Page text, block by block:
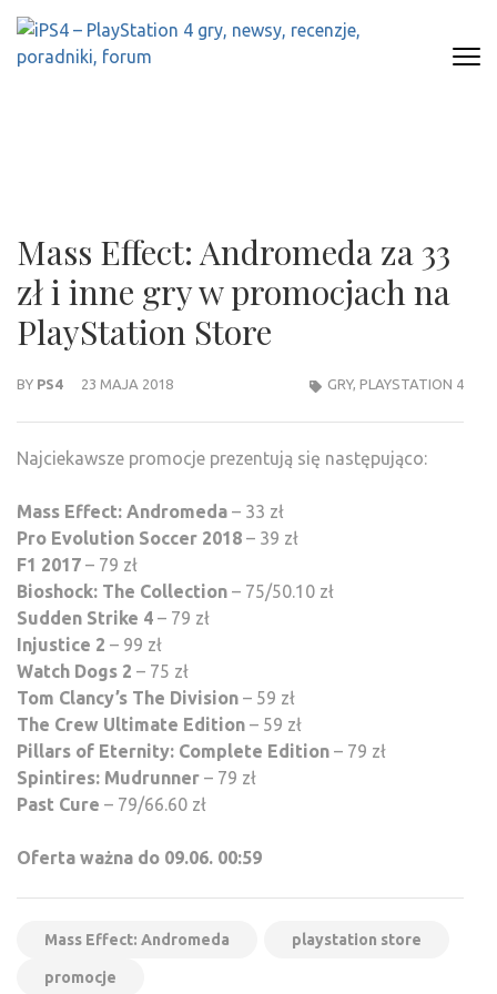
Skip
content
Mass Effect: Andromeda za 33
zł i inne gry w promocjach na
PlayStation Store
BY PS4 23 MAJA 2018 GRY, PLAYSTATION 4
Najciekawsze promocje prezentują się następująco:
Mass Effect: Andromeda – 33 zł
Pro Evolution Soccer 2018 – 39 zł
F1 2017 – 79 zł
Bioshock: The Collection – 75/50.10 zł
Sudden Strike 4 – 79 zł
Injustice 2 – 99 zł
Watch Dogs 2 – 75 zł
Tom Clancy’s The Division – 59 zł
The Crew Ultimate Edition – 59 zł
Pillars of Eternity: Complete Edition – 79 zł
Spintires: Mudrunner – 79 zł
Past Cure – 79/66.60 zł
Oferta ważna do 09.06. 00:59
Mass Effect: Andromeda playstation store
promocje